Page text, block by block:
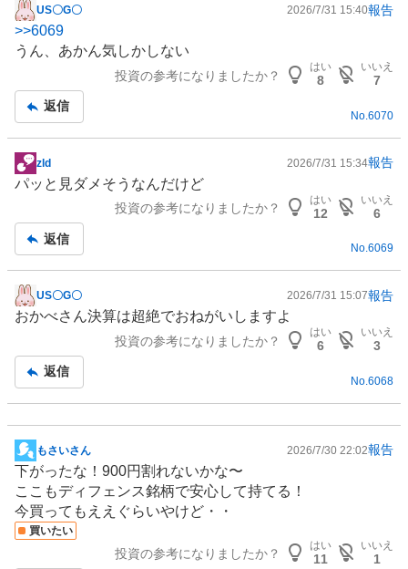
掲
示
板
US〇G〇 2026/7/31 15:40報告
>>6069
うん、あかん気しかしない
投資の参考になりましたか？
はい
8
いいえ
7
返信
No. 6070
掲
示
事
zld 2026/7/31 15:34報告
パッと見ダメそうなんだけど
投資の参考になりましたか？
はい
12
いいえ
6
返信
No.6069
掲
示
事
US〇G〇 2026/7/31 15:07報告
おかべさん決算は超絶でおねがいしますよ
投資の参考になりましたか？
はい
6
いいえ
3
返信
No. 6068
掲
示
板
記
事
もさいさん 2026/7/30 22:02報告
下がったな！900円割れないかな〜
ここもディフェンス銘柄で安心して持てる！
今買ってもええぐらいやけど・・
買いたい
投資の参考になりましたか？
はい
11
いいえ
1